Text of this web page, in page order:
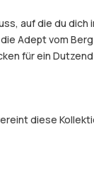
auf die du dich
Adept vom
für ein
diese